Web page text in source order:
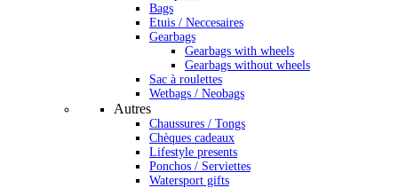
Bags
Etuis / Neccesaires
Gearbags
Gearbags with wheels
Gearbags without wheels
Sac à roulettes
Wetbags / Neobags
Autres
Chaussures / Tongs
Chèques cadeaux
Lifestyle presents
Ponchos / Serviettes
Watersport gifts